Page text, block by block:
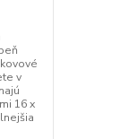
v
16 x